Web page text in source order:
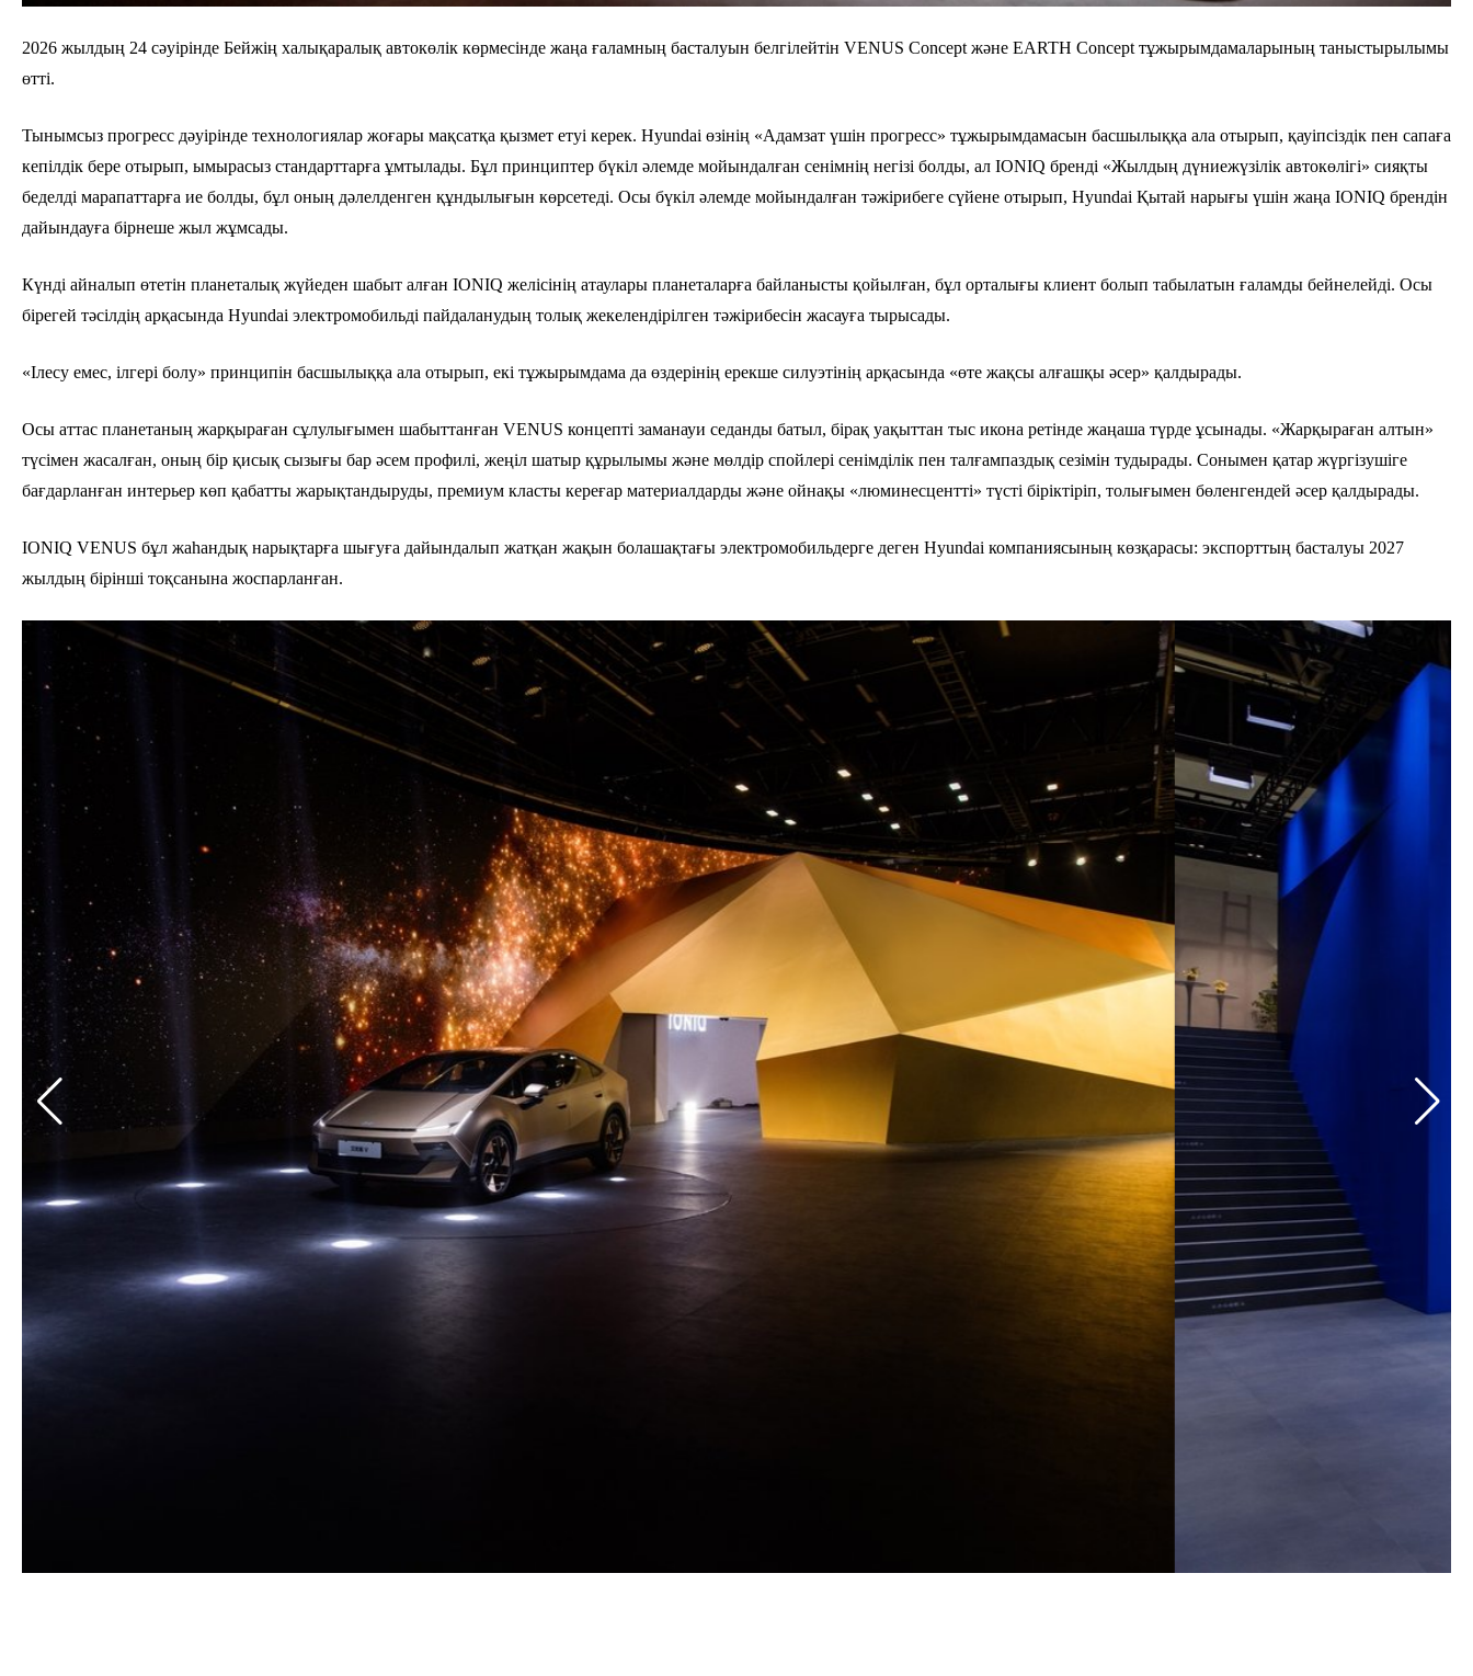
2026 жылдың 24 сәуірінде Бейжің халықаралық автокөлік көрмесінде жаңа ғаламның басталуын белгілейтін VENUS Concept және EARTH Concept тұжырымдамаларының таныстырылымы
өтті.
Тынымсыз прогресс дәуірінде технологиялар жоғары мақсатқа қызмет етуі керек. Hyundai өзінің «Адамзат үшін прогресс» тұжырымдамасын басшылыққа ала отырып, қауіпсіздік пен сапаға
кепілдік бере отырып, ымырасыз стандарттарға ұмтылады. Бұл принциптер бүкіл әлемде мойындалған сенімнің негізі болды, ал IONIQ бренді «Жылдың дүниежүзілік автокөлігі» сияқты
беделді марапаттарға ие болды, бұл оның дәлелденген құндылығын көрсетеді. Осы бүкіл әлемде мойындалған тәжірибеге сүйене отырып, Hyundai Қытай нарығы үшін жаңа IONIQ брендін
дайындауға бірнеше жыл жұмсады.
Күнді айналып өтетін планеталық жүйеден шабыт алған IONIQ желісінің атаулары планеталарға байланысты қойылған, бұл орталығы клиент болып табылатын ғаламды бейнелейді. Осы
бірегей тәсілдің арқасында Hyundai электромобильді пайдаланудың толық жекелендірілген тәжірибесін жасауға тырысады.
«Ілесу емес, ілгері болу» принципін басшылыққа ала отырып, екі тұжырымдама да өздерінің ерекше силуэтінің арқасында «өте жақсы алғашқы әсер» қалдырады.
Осы аттас планетаның жарқыраған сұлулығымен шабыттанған VENUS концепті заманауи седанды батыл, бірақ уақыттан тыс икона ретінде жаңаша түрде ұсынады. «Жарқыраған алтын»
түсімен жасалған, оның бір қисық сызығы бар әсем профилі, жеңіл шатыр құрылымы және мөлдір спойлері сенімділік пен талғампаздық сезімін тудырады. Сонымен қатар жүргізушіге
бағдарланған интерьер көп қабатты жарықтандыруды, премиум класты кереғар материалдарды және ойнақы «люминесцентті» түсті біріктіріп, толығымен бөленгендей әсер қалдырады.
IONIQ VENUS бұл жаһандық нарықтарға шығуға дайындалып жатқан жақын болашақтағы электромобильдерге деген Hyundai компаниясының көзқарасы: экспорттың басталуы 2027
жылдың бірінші тоқсанына жоспарланған.